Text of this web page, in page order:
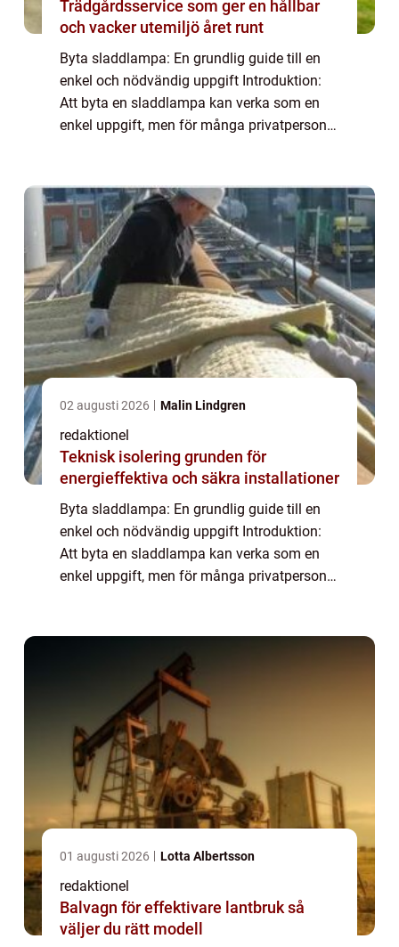
Trädgårdsservice som ger en hållbar
och vacker utemiljö året runt
Byta sladdlampa: En grundlig guide till en
enkel och nödvändig uppgift Introduktion:
Att byta en sladdlampa kan verka som en
enkel uppgift, men för många privatpersoner
02 augusti 2026 Malin Lindgren
redaktionel
Teknisk isolering grunden för
energieffektiva och säkra installationer
Byta sladdlampa: En grundlig guide till en
enkel och nödvändig uppgift Introduktion:
Att byta en sladdlampa kan verka som en
enkel uppgift, men för många privatpersoner
01 augusti 2026 Lotta Albertsson
redaktionel
Balvagn för effektivare lantbruk så
väljer du rätt modell